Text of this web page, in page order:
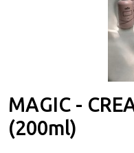
MAGIC -
(200ml)